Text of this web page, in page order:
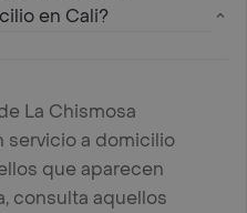
en Cali?
La Chismosa
servicio a domicilio
que aparecen
consulta aquellos